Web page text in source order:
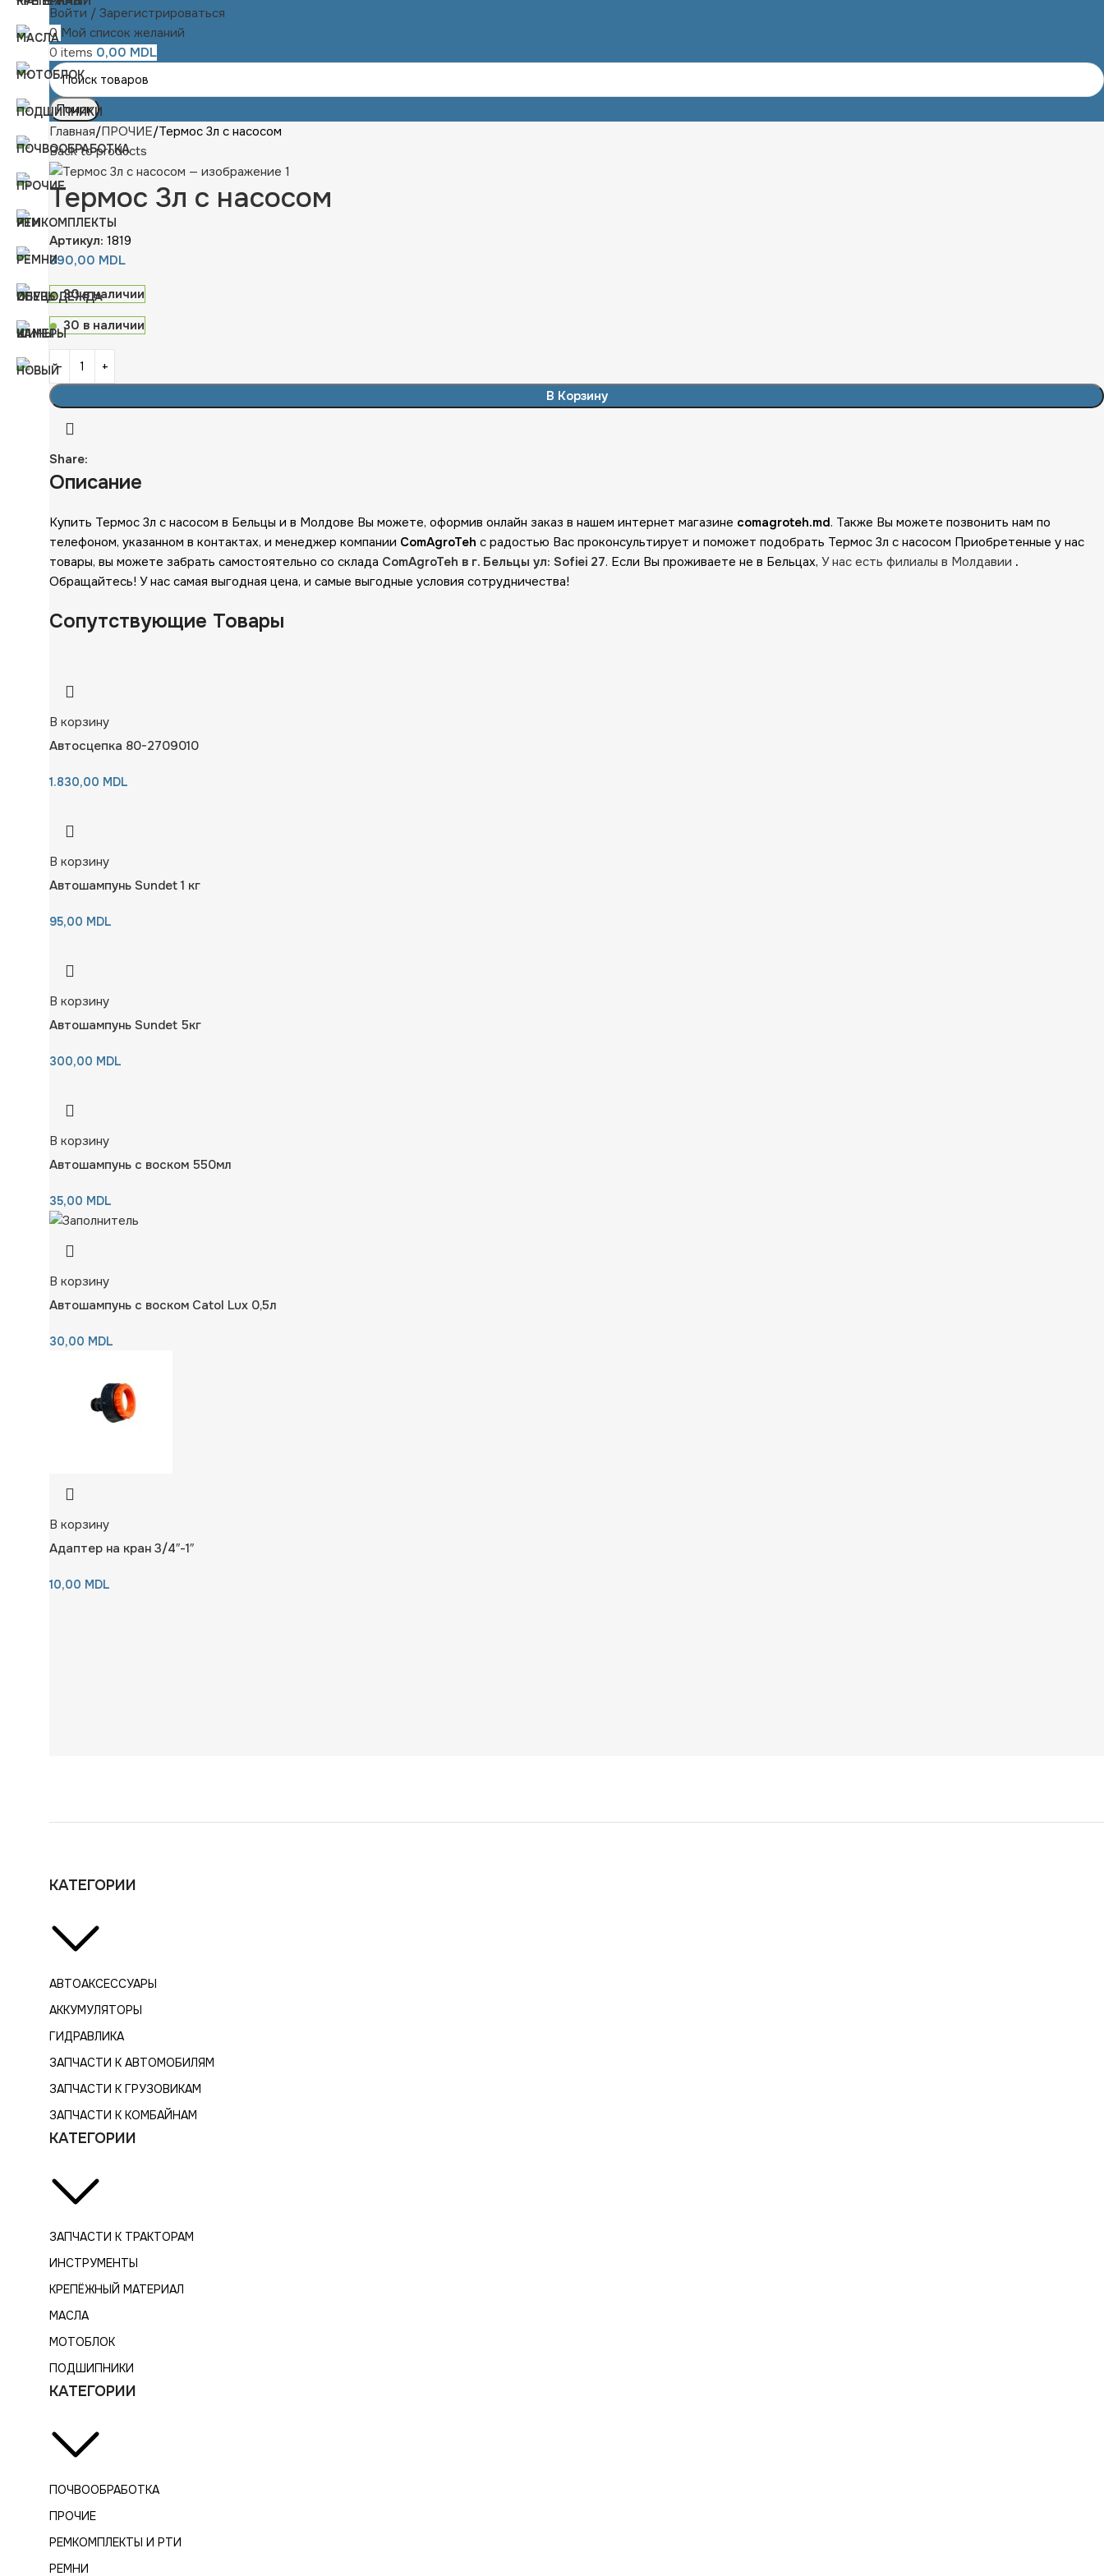
Войти / Зарегистрироваться
0 Мой список желаний
0 items 0,00 MDL
Поиск
Главная ПРОЧИЕ Термос 3л с насосом
Back to products
Термос 3л с насосом
Артикул: 1819
390,00 MDL
30 в наличии
30 в наличии
В Корзину
Share:
Описание
Купить Термос 3л с насосом в Бельцы и в Молдове Вы можете, оформив онлайн заказ в нашем интернет магазине comagroteh.md. Также Вы можете позвонить нам по
телефоном, указанном в контактах, и менеджер компании ComAgroTeh с радостью Вас проконсультирует и поможет подобрать Термос 3л с насосом Приобретенные у нас
товары, вы можете забрать самостоятельно со склада ComAgroTeh в г. Бельцы ул: Sofiei 27. Если Вы проживаете не в Бельцах, У нас есть филиалы в Молдавии .
Обращайтесь! У нас самая выгодная цена, и самые выгодные условия сотрудничества!
Сопутствующие Товары
В корзину
Автосцепка 80-2709010
1.830,00 MDL
В корзину
Автошампунь Sundet 1 кг
95,00 MDL
В корзину
Автошампунь Sundet 5кг
300,00 MDL
В корзину
Автошампунь с воском 550мл
35,00 MDL
В корзину
Автошампунь с воском Catol Lux 0,5л
30,00 MDL
В корзину
Адаптер на кран 3/4″-1″
10,00 MDL
КАТЕГОРИИ
АВТОАКСЕССУАРЫ
АККУМУЛЯТОРЫ
ГИДРАВЛИКА
ЗАПЧАСТИ К АВТОМОБИЛЯМ
ЗАПЧАСТИ К ГРУЗОВИКАМ
ЗАПЧАСТИ К КОМБАЙНАМ
КАТЕГОРИИ
ЗАПЧАСТИ К ТРАКТОРАМ
ИНСТРУМЕНТЫ
КРЕПЁЖНЫЙ МАТЕРИАЛ
МАСЛА
МОТОБЛОК
ПОДШИПНИКИ
КАТЕГОРИИ
ПОЧВООБРАБОТКА
ПРОЧИЕ
РЕМКОМПЛЕКТЫ И РТИ
РЕМНИ